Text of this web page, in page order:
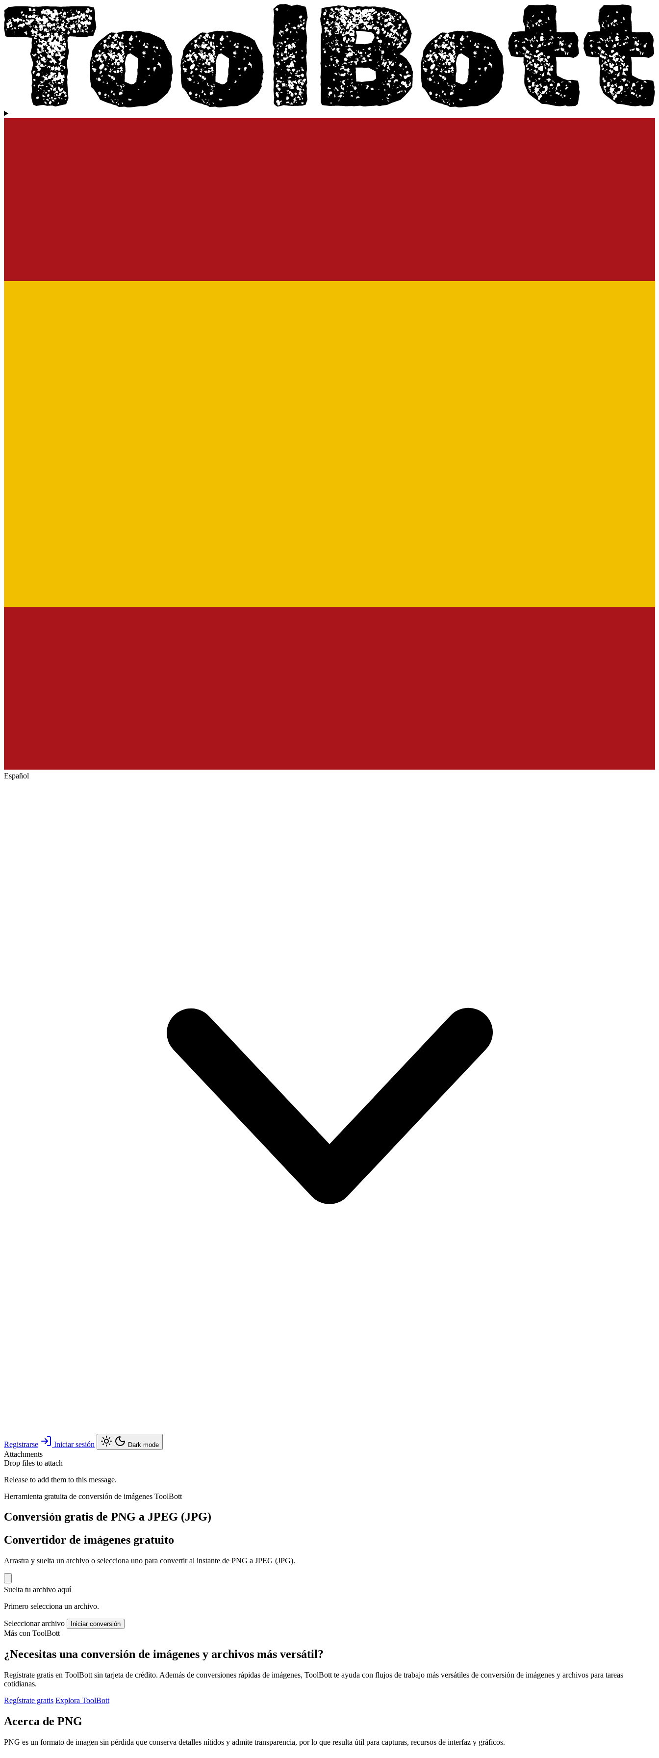
Español
Registrarse Iniciar sesión Dark mode
Attachments
Drop files to attach
Release to add them to this message.
Herramienta gratuita de conversión de imágenes ToolBott
Conversión gratis de PNG a JPEG (JPG)
Convertidor de imágenes gratuito
Arrastra y suelta un archivo o selecciona uno para convertir al instante de PNG a JPEG (JPG).
Suelta tu archivo aquí
Primero selecciona un archivo.
Seleccionar archivo Iniciar conversión
Más con ToolBott
¿Necesitas una conversión de imágenes y archivos más versátil?
Regístrate gratis en ToolBott sin tarjeta de crédito. Además de conversiones rápidas de imágenes, ToolBott te ayuda con flujos de trabajo más versátiles de conversión de imágenes y archivos para tareas
cotidianas.
Regístrate gratis Explora ToolBott
Acerca de PNG
PNG es un formato de imagen sin pérdida que conserva detalles nítidos y admite transparencia, por lo que resulta útil para capturas, recursos de interfaz y gráficos.